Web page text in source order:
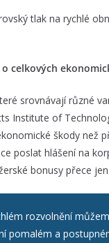
tlak na rychlé
celkových
srovnávají různé
Institute of
škody než
poslat hlášení na
bonusy přece
rozvolnění
pomalém a